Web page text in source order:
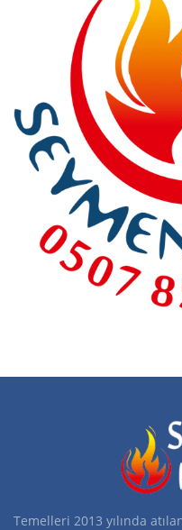
Temelleri 2013 yılında